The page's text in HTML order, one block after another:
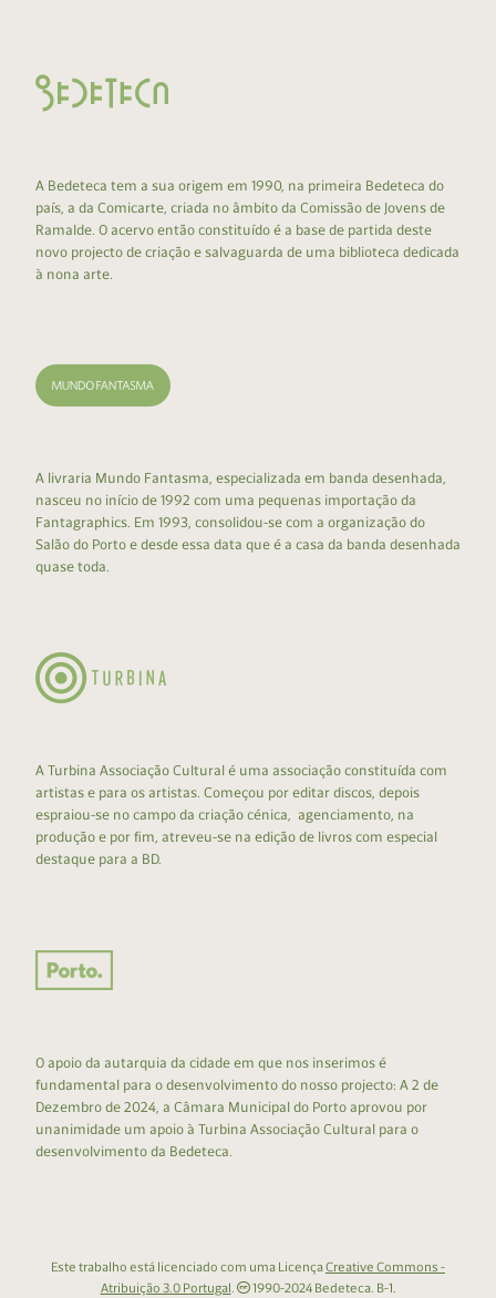
A Bedeteca tem a sua origem em 1990, na primeira Bedeteca do
país, a da Comicarte, criada no âmbito da Comissão de Jovens de
Ramalde. O acervo então constituído é a base de partida deste
novo projecto de criação e salvaguarda de uma biblioteca dedicada
à nona arte.
A livraria Mundo Fantasma, especializada em banda desenhada,
nasceu no início de 1992 com uma pequenas importação da
Fantagraphics. Em 1993, consolidou-se com a organização do
Salão do Porto e desde essa data que é a casa da banda desenhada
quase toda.
A Turbina Associação Cultural é uma associação constituída com
artistas e para os artistas. Começou por editar discos, depois
espraiou-se no campo da criação cénica, agenciamento, na
produção e por fim, atreveu-se na edição de livros com especial
destaque para a BD.
O apoio da autarquia da cidade em que nos inserimos é
fundamental para o desenvolvimento do nosso projecto: A 2 de
Dezembro de 2024, a Câmara Municipal do Porto aprovou por
unanimidade um apoio à Turbina Associação Cultural para o
desenvolvimento da Bedeteca.
Este trabalho está licenciado com uma LicençaCreative Commons -
Atribuição 3.0 Portugal. 1990-2024 Bedeteca. B-1.